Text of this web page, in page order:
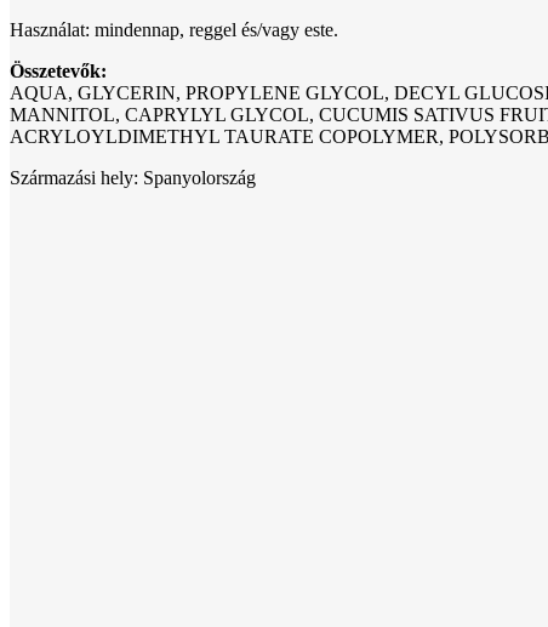
Használat: mindennap, reggel és/vagy este.
Összetevők:
AQUA, GLYCERIN, PROPYLENE GLYCOL, DECYL
MANNITOL, CAPRYLYL GLYCOL, CUCUMIS SATIVUS
ACRYLOYLDIMETHYL TAURATE COPOLYMER,
Származási hely: Spanyolország